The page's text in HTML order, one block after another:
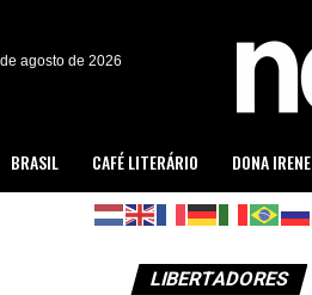
agosto de 2026
BRASIL CAFÉ LITERÁRIO DONA IRENE
LIBERTADORES